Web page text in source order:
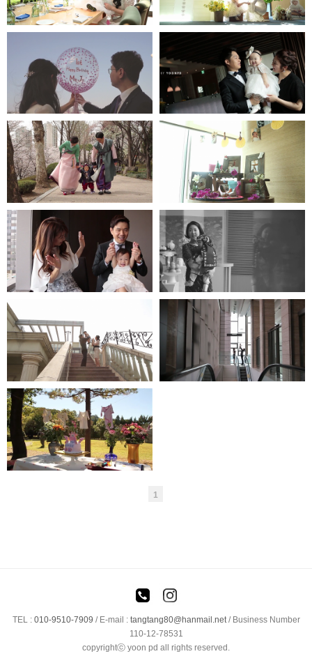
한강오엔 - 인스타 1분영상 엘타워
더다이닝호스 워커힐-모에기
프라자호텔 파크하얏트호텔
파티오나인 엘타워
준비영상
1
TEL : 010-9510-7909 / E-mail : tangtang80@hanmail.net/ Business Number
110-12-78531
copyrightⓒ yoon pd all rights reserved.